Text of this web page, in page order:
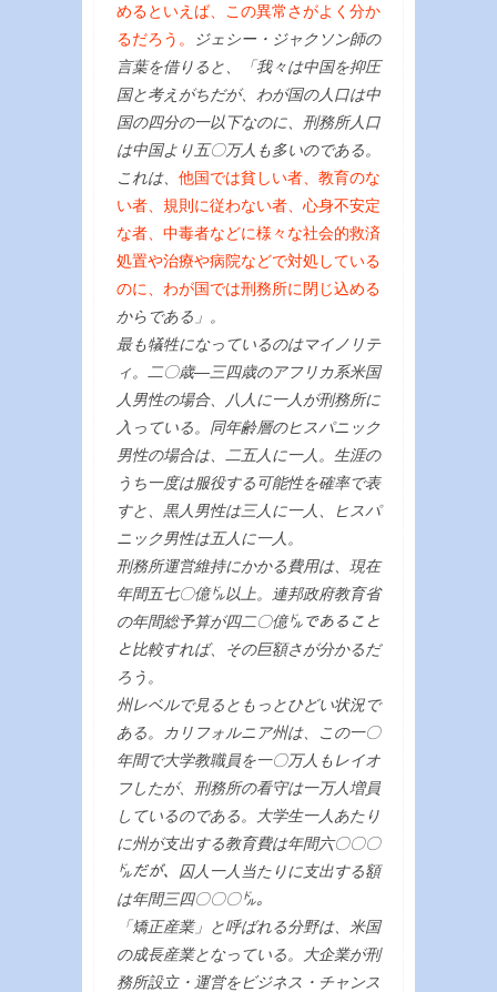
めるといえば、この異常さがよく分か
るだろう。
ジェシー・ジャクソン師の
言葉を借りると、「我々は中国を抑圧
国と考えがちだが、わが国の人口は中
国の四分の一以下なのに、刑務所人口
は中国より五〇万人も多いのである。
これは、 他国では貧しい者、教育のな
い者、規則に従わない者、心身不安定
な者、中毒者などに様々な社会的救済
処置や治療や病院などで対処している
のに、わが国では刑務所に閉じ込める
からである」。
最も犠牲になっているのはマイノリテ
ィ。二〇歳—三四歳のアフリカ系米国
人男性の場合、八人に一人が刑務所に
入っている。同年齢層のヒスパニック
男性の場合は、二五人に一人。生涯の
うち一度は服役する可能性を確率で表
すと、黒人男性は三人に一人、ヒスパ
ニック男性は五人に一人。
刑務所運営維持にかかる費用は、現在
年間五七〇億㌦以上。連邦政府教育省
の年間総予算が四二〇億㌦であること
と比較すれば、その巨額さが分かるだ
ろう。
州レベルで見るともっとひどい状況で
ある。カリフォルニア州は、この一〇
年間で大学教職員を一〇万人もレイオ
フしたが、刑務所の看守は一万人増員
しているのである。大学生一人あたり
に州が支出する教育費は年間六〇〇〇
㌦だが、囚人一人当たりに支出する額
は年間三四〇〇〇㌦。
「矯正産業」と呼ばれる分野は、米国
の成長産業となっている。大企業が刑
務所設立・運営をビジネス・チャンス